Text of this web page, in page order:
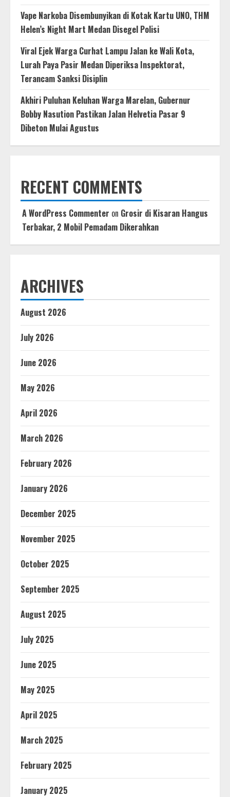
Vape Narkoba Disembunyikan di Kotak Kartu UNO, THM
Helen’s Night Mart Medan Disegel Polisi
Viral Ejek Warga Curhat Lampu Jalan ke Wali Kota,
Lurah Paya Pasir Medan Diperiksa Inspektorat,
Terancam Sanksi Disiplin
Akhiri Puluhan Keluhan Warga Marelan, Gubernur
Bobby Nasution Pastikan Jalan Helvetia Pasar 9
Dibeton Mulai Agustus
RECENT COMMENTS
A WordPress Commenter on Grosir di Kisaran Hangus
Terbakar, 2 Mobil Pemadam Dikerahkan
ARCHIVES
August 2026
July 2026
June 2026
May 2026
April 2026
March 2026
February 2026
January 2026
December 2025
November 2025
October 2025
September 2025
August 2025
July 2025
June 2025
May 2025
April 2025
March 2025
February 2025
January 2025